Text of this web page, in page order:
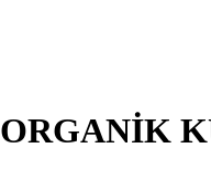
ORGANİK